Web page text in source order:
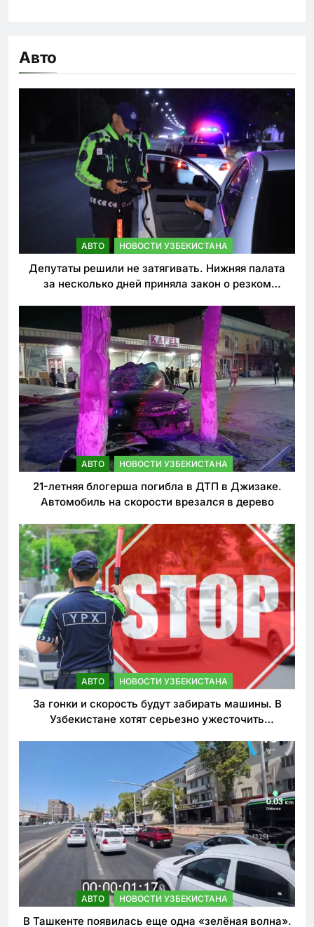
Авто
АВТО НОВОСТИ УЗБЕКИСТАНА
Депутаты решили не затягивать. Нижняя палата
за несколько дней приняла закон о резком
АВТО НОВОСТИ УЗБЕКИСТАНА
21-летняя блогерша погибла в ДТП в Джизаке.
Автомобиль на скорости врезался в дерево
АВТО НОВОСТИ УЗБЕКИСТАНА
За гонки и скорость будут забирать машины. В
Узбекистане хотят серьезно ужесточить
АВТО НОВОСТИ УЗБЕКИСТАНА
В Ташкенте появилась еще одна «зелёная волна».